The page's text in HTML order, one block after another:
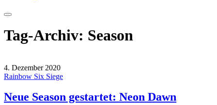
Hauptmenü
Tag-Archiv: Season
4. Dezember 2020
Rainbow Six Siege
Neue Season gestartet: Neon Dawn